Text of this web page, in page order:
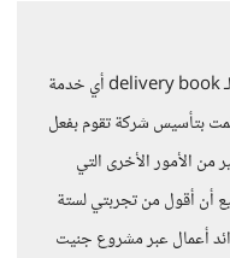
لم يكن لدينا في سوريا مسألة الـ delivery book أي خدمة
بتأسيس شركة تقوم بفعل
من الأمور الأخرى التي
أن أقول من تجربتي لستة
أعمال عبر مشروع جنيت